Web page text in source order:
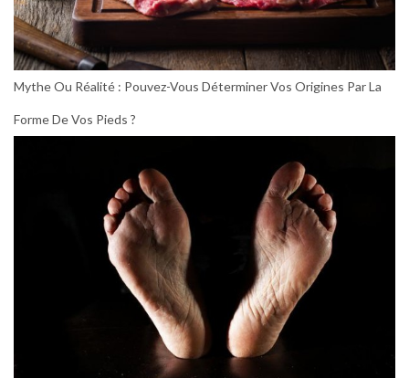
Mythe Ou Réalité : Pouvez-Vous Déterminer Vos Origines Par La
Forme De Vos Pieds ?